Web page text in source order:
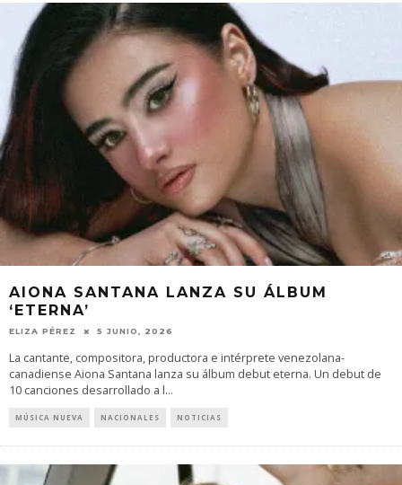
AIONA SANTANA LANZA SU ÁLBUM
‘ETERNA’
ELIZA PÉREZ 5 JUNIO, 2026
La cantante, compositora, productora e intérprete venezolana-
canadiense Aiona Santana lanza su álbum debut eterna. Un debut de
10 canciones desarrollado a l...
MÚSICA NUEVA NACIONALES NOTICIAS